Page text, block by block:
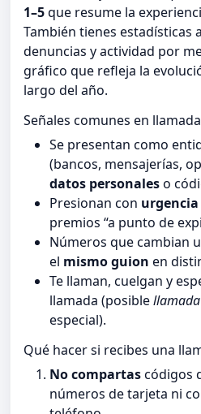
1–5que resume la
También tienes estadísticas
denuncias y actividad por
gráfico que refleja la
largo del año.
Señales comunes en
Se presentan como
(bancos, mensajerías,
datos personaleso
Presionan con urgencia
premios “a punto de
Números que cambian
el mismo guion en
Te llaman, cuelgan y
llamada (posible
especial).
Qué hacer si recibes una
No compartascódigos
números de tarjeta ni